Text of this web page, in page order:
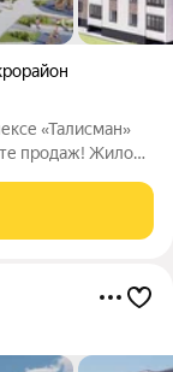
«Талисман»
продаж! Жилой
и территории